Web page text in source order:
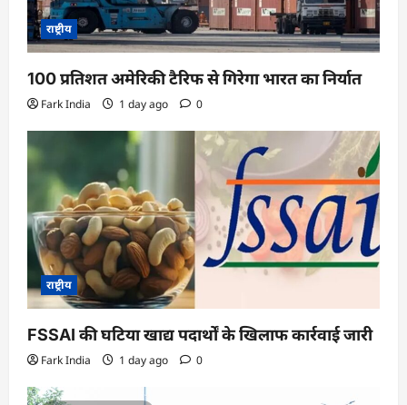
राष्ट्रीय
100 प्रतिशत अमेरिकी टैरिफ से गिरेगा भारत का निर्यात
Fark India 1 day ago 0
राष्ट्रीय
FSSAI की घटिया खाद्य पदार्थों के खिलाफ कार्रवाई जारी
Fark India 1 day ago 0